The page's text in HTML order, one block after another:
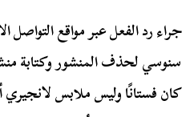
جراء رد الفعل عبر مواقع
سنوسي لحذف المنشور وكتابة
كان فستانًا وليس ملابس